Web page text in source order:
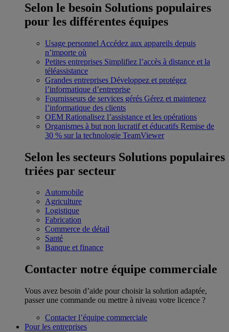
Selon le besoin Solutions populaires
pour les différentes équipes
Usage personnel Accédez aux appareils depuis
n’importe où
Petites entreprises Simplifiez l’accès à distance et la
téléassistance
Grandes entreprises Développez et protégez
l’informatique d’entreprise
Fournisseurs de services gérés Gérez et maintenez
l’informatique des clients
OEM Rationalisez l’assistance et les opérations
Organismes à but non lucratif et éducatifs Remise de
30 % sur la technologie TeamViewer
Selon les secteurs Solutions populaires
triées par secteur
Automobile
Agriculture
Logistique
Fabrication
Commerce de détail
Santé
Banque et finance
Contacter notre équipe commerciale
Vous avez besoin d’aide pour choisir la solution adaptée,
passer une commande ou mettre à niveau votre licence ?
Contacter l’équipe commerciale
Pour les entreprises